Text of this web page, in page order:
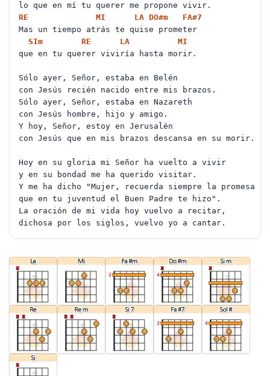
lo que en mí tu querer me propone vivir.
RE
MI LA DO#m FA#7
Mas un tiempo atrás te quise prometer
SIm RE LA
MI
que en tu querer viviría hasta morir.
Sólo ayer, Señor, estaba en Belén
con Jesús recién nacido entre mis brazos.
Sólo ayer, Señor, estaba en Nazareth
con Jesús hombre, hijo y amigo.
Y hoy, Señor, estoy en Jerusalén
con Jesús que en mis brazos descansa en su morir.
Hoy en su gloria mi Señor ha vuelto a vivir
y en su bondad me ha querido visitar.
Y me ha dicho "Mujer, recuerda siempre la promesa
que en tu juventud el Buen Padre te hizo".
La oración de mi vida hoy vuelvo a recitar,
dichosa por los siglos, vuelvo yo a cantar.